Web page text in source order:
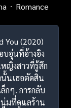
Romance
You (2020)
บอุ่นที่อ้างอิง
ญิงสาวที่รู้สึก
นั้นเธอตัดสิน
กๆ. การกลับ
มที่ดูแลร้าน